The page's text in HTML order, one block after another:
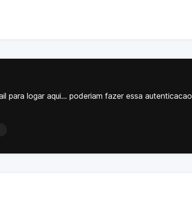
para logar aqui... poderiam fazer essa autenticacao